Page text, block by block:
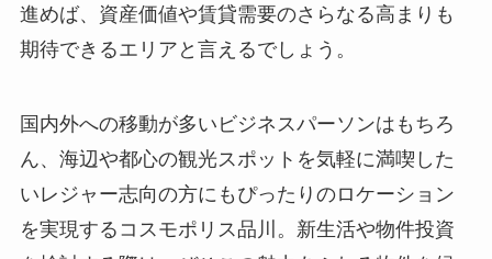
進めば、資産価値や賃貸需要のさらなる高まりも
期待できるエリアと言えるでしょう。
国内外への移動が多いビジネスパーソンはもちろ
ん、海辺や都心の観光スポットを気軽に満喫した
いレジャー志向の方にもぴったりのロケーション
を実現するコスモポリス品川。新生活や物件投資